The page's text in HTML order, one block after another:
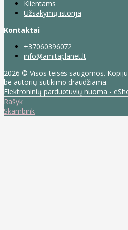
Klientams
Užsakymų istorija
Kontaktai
+37060396072
info@amitaplanet.lt
2026 © Visos teisės saugomos.
be autorių sutikimo draudžiama.
Elektroninių parduotuvių nuoma -
Rašyk
Skambink